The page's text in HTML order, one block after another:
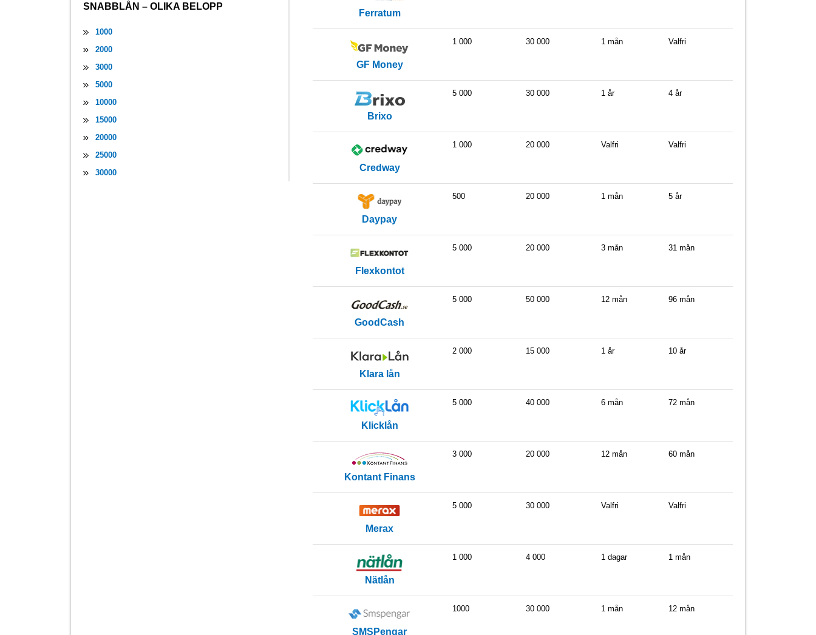
Ferratum
GF Money
1 000 30 000 1 mån Valfri
Brixo
5 000 30 000 1 år 4 år
Credway
1 000 20 000 Valfri Valfri
Daypay
500 20 000 1 mån 5 år
Flexkontot
5 000 20 000 3 mån 31 mån
GoodCash
5 000 50 000 12 mån 96 mån
Klara lån
2 000 15 000 1 år 10 år
Klicklån
5 000 40 000 6 mån 72 mån
Kontant Finans
3 000 20 000 12 mån 60 mån
Merax
5 000 30 000 Valfri Valfri
Nätlån
1 000 4 000 1 dagar 1 mån
SMSPengar
1000 30 000 1 mån 12 mån
SNABBLÅN – OLIKA BELOPP
1000
2000
3000
5000
10000
15000
20000
25000
30000